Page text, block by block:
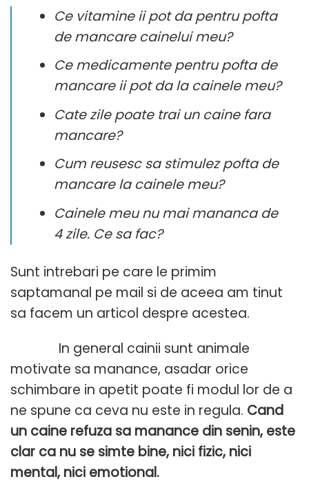
Ce vitamine ii pot da pentru pofta
de mancare cainelui meu?
Ce medicamente pentru pofta de
mancare ii pot da la cainele meu?
Cate zile poate trai un caine fara
mancare?
Cum reusesc sa stimulez pofta de
mancare la cainele meu?
Cainele meu nu mai mananca de
4 zile. Ce sa fac?
Sunt intrebari pe care le primim
saptamanal pe mail si de aceea am tinut
sa facem un articol despre acestea.
In general cainii sunt animale
motivate sa manance, asadar orice
schimbare in apetit poate fi modul lor de a
ne spune ca ceva nu este in regula. Cand
un caine refuza sa manance din senin, este
clar ca nu se simte bine, nici fizic, nici
mental, nici emotional.